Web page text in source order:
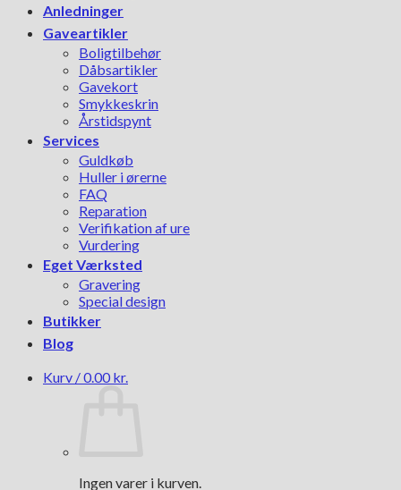
Anledninger
Gaveartikler
Boligtilbehør
Dåbsartikler
Gavekort
Smykkeskrin
Årstidspynt
Services
Guldkøb
Huller i ørerne
FAQ
Reparation
Verifikation af ure
Vurdering
Eget Værksted
Gravering
Special design
Butikker
Blog
Kurv /0.00 kr.
Ingen varer i kurven.